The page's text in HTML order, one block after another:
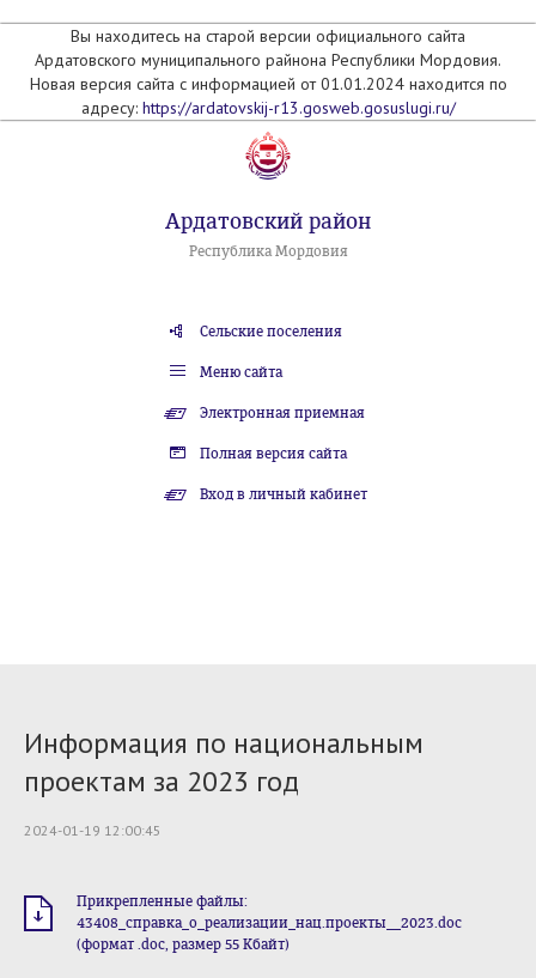
Вы находитесь на старой версии официального сайта
Ардатовского муниципального райнона Республики Мордовия.
Новая версия сайта с информацией от 01.01.2024 находится по
адресу: https://ardatovskij-r13.gosweb.gosuslugi.ru/
Ардатовский район
Республика Мордовия
Сельские поселения
Меню сайта
Электронная приемная
Полная версия сайта
Вход в личный кабинет
Информация по национальным
проектам за 2023 год
2024-01-19 12:00:45
Прикрепленные файлы:
43408_справка_о_реализации_нац.проекты__2023.doc
(формат .doc, размер 55 Кбайт)